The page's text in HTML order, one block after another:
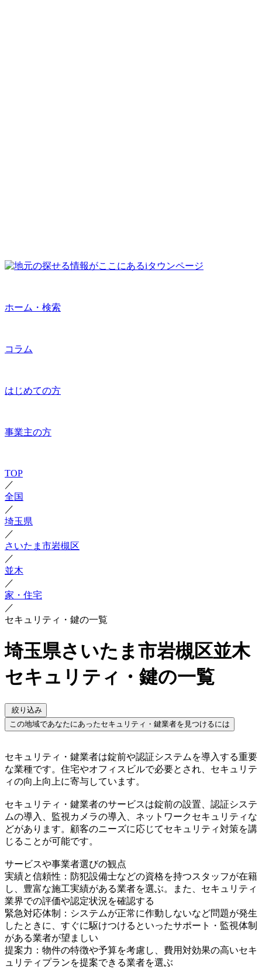
ホーム・検索
コラム
はじめての方
事業主の方
TOP
／
全国
／
埼玉県
／
さいたま市岩槻区
／
並木
／
家・住宅
／
セキュリティ・鍵の一覧
埼玉県さいたま市岩槻区並木
セキュリティ・鍵の一覧
絞り込み
この地域であなたにあったセキュリティ・鍵業者を見つけるには
セキュリティ・鍵業者は錠前や認証システムを導入する重要
な業種です。住宅やオフィスビルで必要とされ、セキュリテ
ィの向上向上に寄与しています。
セキュリティ・鍵業者のサービスは錠前の設置、認証システ
ムの導入、監視カメラの導入、ネットワークセキュリティな
どがあります。顧客のニーズに応じてセキュリティ対策を講
じることが可能です。
サービスや事業者選びの観点
実績と信頼性：防犯設備士などの資格を持つスタッフが在籍
し、豊富な施工実績がある業者を選ぶ。また、セキュリティ
業界での評価や認定状況を確認する
緊急対応体制：システムが正常に作動しないなど問題が発生
したときに、すぐに駆けつけるといったサポート・監視体制
がある業者が望ましい
提案力：物件の特徴や予算を考慮し、費用対効果の高いセキ
ュリティプランを提案できる業者を選ぶ